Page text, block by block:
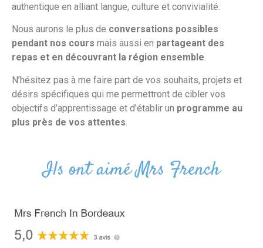
authentique en alliant langue, culture et convivialité.
Nous aurons le plus de conversations possibles
pendant nos cours mais aussi en partageant des
repas et en découvrant la région ensemble.
N’hésitez pas à me faire part de vos souhaits, projets et
désirs spécifiques qui me permettront de cibler vos
objectifs d’apprentissage et d’établir un programme au
plus près de vos attentes
Ils ont aimé Mrs French